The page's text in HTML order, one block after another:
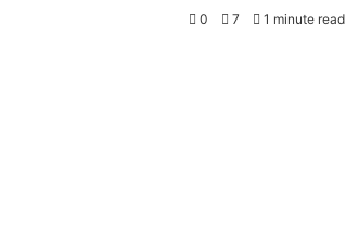
0 7 1 minute read